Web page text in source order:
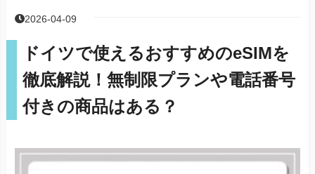
2026-04-09
ドイツで使えるおすすめのeSIMを
徹底解説！無制限プランや電話番号
付きの商品はある？